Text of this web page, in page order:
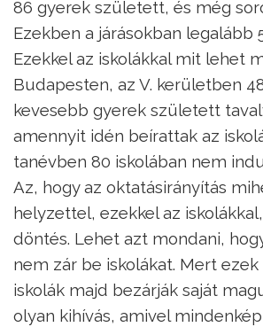
86 gyerek született, és még
Ezekben a járásokban legalább
Ezekkel az iskolákkal mit lehet
Budapesten, az V. kerületben
kevesebb gyerek született
amennyit idén beírattak az
tanévben 80 iskolában nem
Az, hogy az oktatásirányítás
helyzettel, ezekkel az
döntés. Lehet azt mondani,
nem zár be iskolákat. Mert
iskolák majd bezárják saját
olyan kihívás, amivel